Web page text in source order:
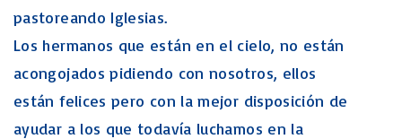
pastoreando Iglesias.
Los hermanos que están en el cielo, no están
acongojados pidiendo con nosotros, ellos
están felices pero con la mejor disposición de
ayudar a los que todavía luchamos en la